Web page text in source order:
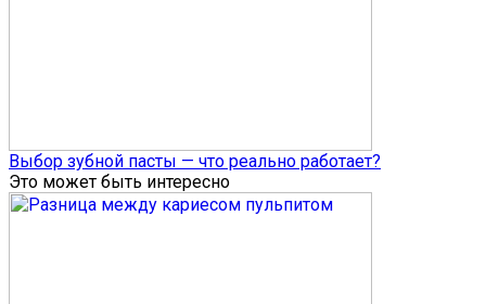
Выбор зубной пасты — что реально работает?
Это может быть интересно